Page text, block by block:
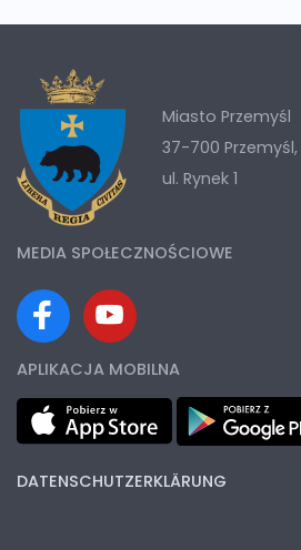
Miasto Przemyśl
37-700 Przemyśl,
ul. Rynek 1
MEDIA SPOŁECZNOŚCIOWE
APLIKACJA MOBILNA
DATENSCHUTZERKLÄRUNG